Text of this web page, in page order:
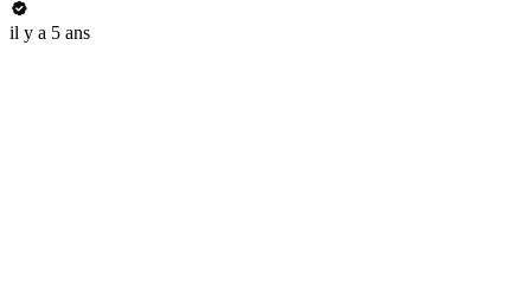
il y a 5 ans